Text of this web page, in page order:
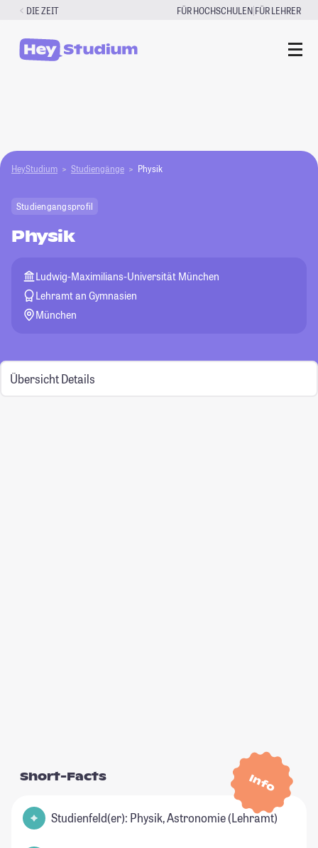
Zum
springen
DIE ZEIT FÜR HOCHSCHULEN|FÜR LEHRER
HeyStudium Studiengänge Physik
Studiengangsprofil
Physik
Ludwig-Maximilians-Universität München
Lehramt an Gymnasien
München
Übersicht Details
Info
Short-Facts
Studienfeld(er): Physik, Astronomie (Lehramt)